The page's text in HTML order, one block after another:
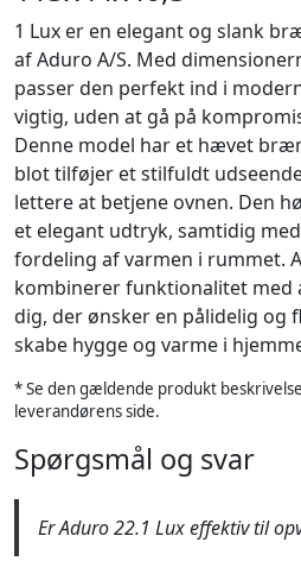
1 Lux er en elegant og slank
af Aduro A/S. Med
passer den perfekt ind i
vigtig, uden at gå på
Denne model har et hævet
blot tilføjer et stilfuldt
lettere at betjene ovnen. Den
et elegant udtryk, samtidig
fordeling af varmen i rummet.
kombinerer funktionalitet med
dig, der ønsker en pålidelig og
skabe hygge og varme i
* Se den gældende produkt
leverandørens side.
Spørgsmål og svar
Er Aduro 22.1 Lux effektiv til